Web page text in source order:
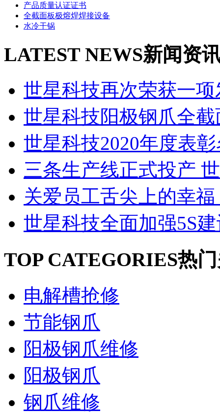
产品质量认证证书
全截面板极熔焊焊接设备
水冷干锅
LATEST NEWS新闻资
世星科技再次荣获一项
世星科技阳极钢爪全截
世星科技2020年度表
三条生产线正式投产
关爱员工舌尖上的幸福
世星科技全面加强5S
TOP CATEGORIES热
电解槽抢修
节能钢爪
阳极钢爪维修
阳极钢爪
钢爪维修